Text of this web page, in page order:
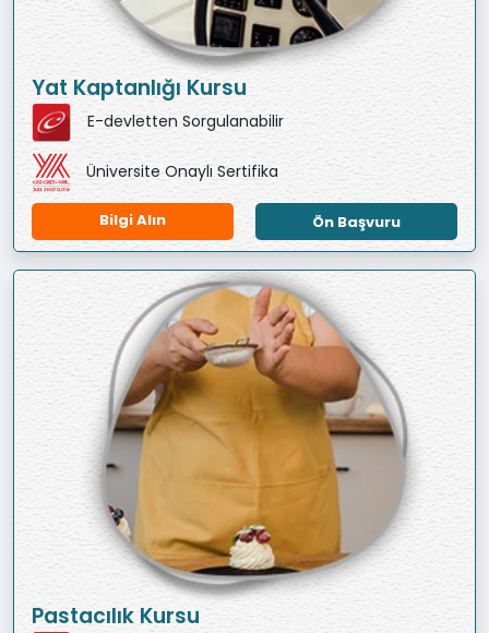
Yat Kaptanlığı Kursu
E-devletten Sorgulanabilir
Üniversite Onaylı Sertifika
Bilgi Alın Ön Başvuru
Pastacılık Kursu